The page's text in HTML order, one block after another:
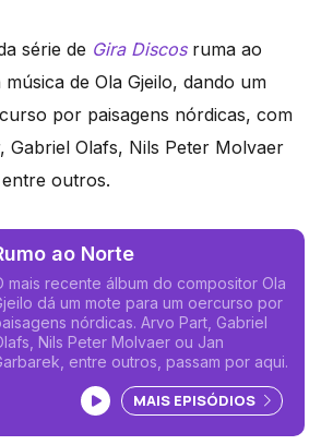
série de Gira Discosruma ao
de Ola Gjeilo, dando um
por paisagens nórdicas, com
Gabriel Olafs, Nils Peter Molvaer
outros.
ao Norte
mais recente álbum do compositor Ola
dá um mote para um oercurso por
nórdicas. Arvo Part, Gabriel
Nils Peter Molvaer ou Jan
entre outros, passam por aqui.
Ouvir podcast
MAIS EPISÓDIOS